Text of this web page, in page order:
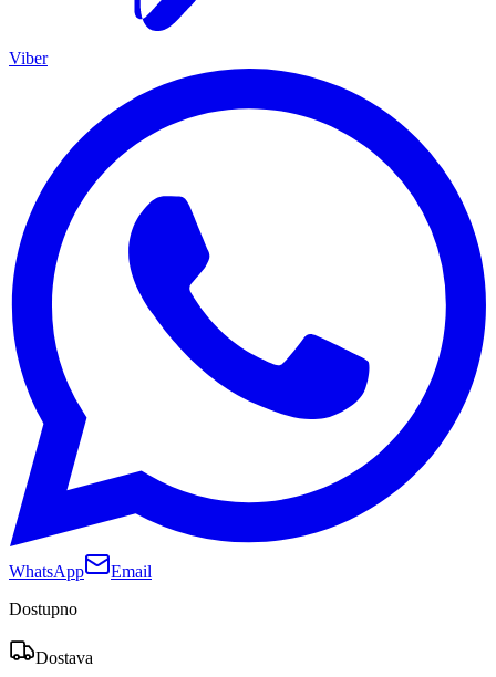
Viber
WhatsApp
Email
Dostupno
Dostava